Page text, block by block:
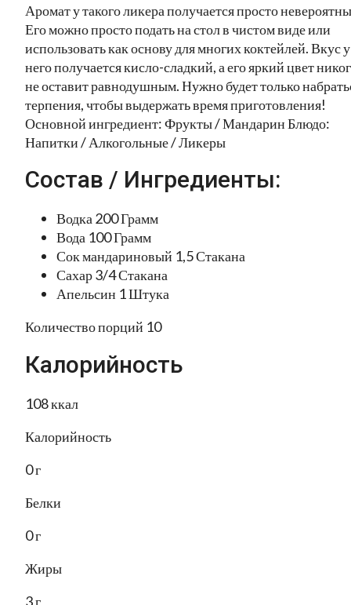
Аромат у такого ликера получается просто
Его можно просто подать на стол в чистом виде или
использовать как основу для многих коктейлей. Вкус у
него получается кисло-сладкий, а его яркий цвет
не оставит равнодушным. Нужно будет только
терпения, чтобы выдержать время приготовления!
Основной ингредиент: Фрукты / Мандарин Блюдо:
Напитки / Алкогольные / Ликеры
Состав / Ингредиенты:
Водка 200 Грамм
Вода 100 Грамм
Сок мандариновый 1,5 Стакана
Сахар 3/4 Стакана
Апельсин 1 Штука
Количество порций 10
Калорийность
108 ккал
Калорийность
0 г
Белки
0 г
Жиры
3 г